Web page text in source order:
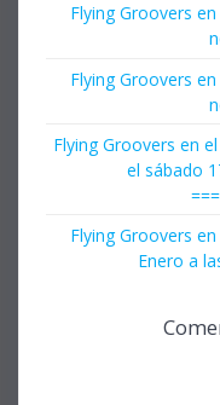
Flying Groovers
Flying Groovers
Flying Groovers en
el sábado
Flying Groovers
Enero a